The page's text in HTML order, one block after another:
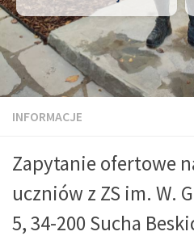
INFORMACJE
Zapytanie ofertowe
uczniów z ZS im. W.
5, 34-200 Sucha